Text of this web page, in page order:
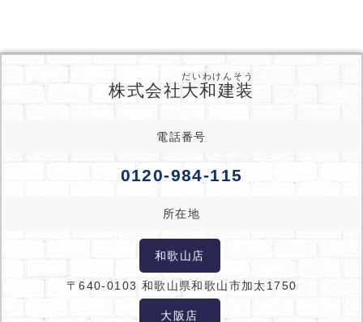
株式会社大和建装
だいわけんそう
電話番号
0120-984-115
所在地
和歌山店
〒640-0103 和歌山県和歌山市加太1750
大阪店